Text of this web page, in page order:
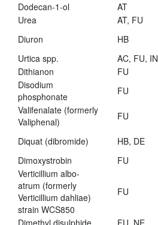
Dodecan-1-ol
AT
Urea
AT, FU
Diuron
HB
Urtica spp.
AC, FU, IN
Dithianon
FU
Disodium
phosphonate
FU
Valifenalate (formerly
Valiphenal)
FU
Diquat (dibromide) HB, DE
Dimoxystrobin
FU
Verticillium albo-
atrum (formerly
Verticillium dahliae)
strain WCS850
FU